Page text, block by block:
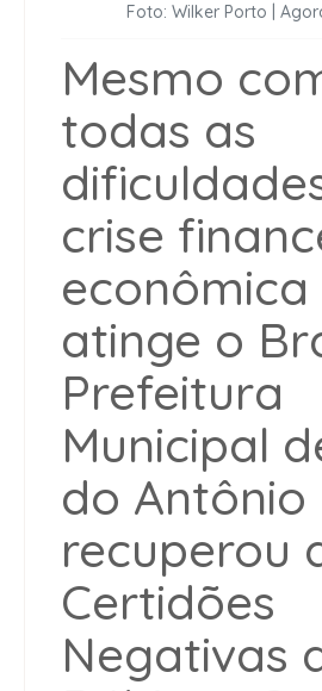
Foto: Wilker Porto |
Mesmo
todas as
crise
econômica
atinge o
Prefeitura
Municipal
do Antônio
recuperou
Certidões
Negativas